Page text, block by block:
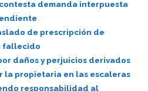
demanda interpuesta
de prescripción de
fallecido
daños y perjuicios derivados
la propietaria en las escaleras
responsabilidad al